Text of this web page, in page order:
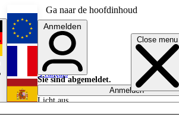
Ga naar de hoofdinhoud
Close menu
English
Français
Anmelden
Sie sind abgemeldet.
Anmelden
Licht aus